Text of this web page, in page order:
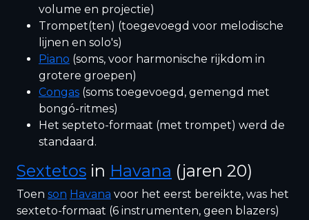
volume en projectie)
Trompet(ten) (toegevoegd voor melodische
lijnen en solo's)
Piano (soms, voor harmonische rijkdom in
grotere groepen)
Congas (soms toegevoegd, gemengd met
bongó-ritmes)
Het septeto-formaat (met trompet) werd de
standaard.
Sextetos in Havana (jaren 20)
Toen son Havana voor het eerst bereikte, was het
sexteto-formaat (6 instrumenten, geen blazers)